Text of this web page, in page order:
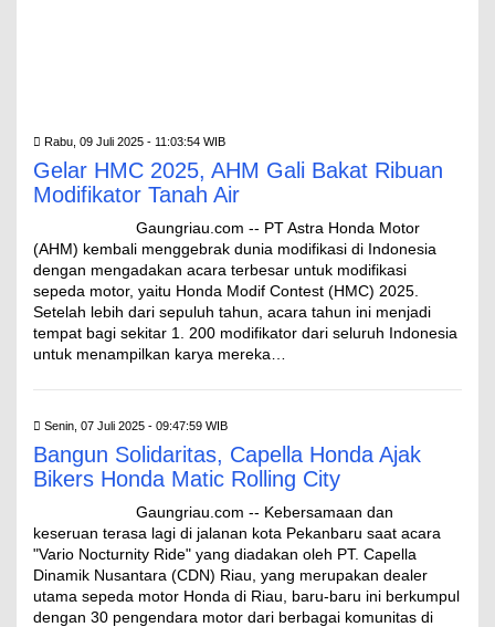
Rabu, 09 Juli 2025 - 11:03:54 WIB
Gelar HMC 2025, AHM Gali Bakat Ribuan
Modifikator Tanah Air
Gaungriau.com -- PT Astra Honda Motor
(AHM) kembali menggebrak dunia modifikasi di Indonesia
dengan mengadakan acara terbesar untuk modifikasi
sepeda motor, yaitu Honda Modif Contest (HMC) 2025.
Setelah lebih dari sepuluh tahun, acara tahun ini menjadi
tempat bagi sekitar 1. 200 modifikator dari seluruh Indonesia
untuk menampilkan karya mereka…
Senin, 07 Juli 2025 - 09:47:59 WIB
Bangun Solidaritas, Capella Honda Ajak
Bikers Honda Matic Rolling City
Gaungriau.com -- Kebersamaan dan
keseruan terasa lagi di jalanan kota Pekanbaru saat acara
"Vario Nocturnity Ride" yang diadakan oleh PT. Capella
Dinamik Nusantara (CDN) Riau, yang merupakan dealer
utama sepeda motor Honda di Riau, baru-baru ini berkumpul
dengan 30 pengendara motor dari berbagai komunitas di